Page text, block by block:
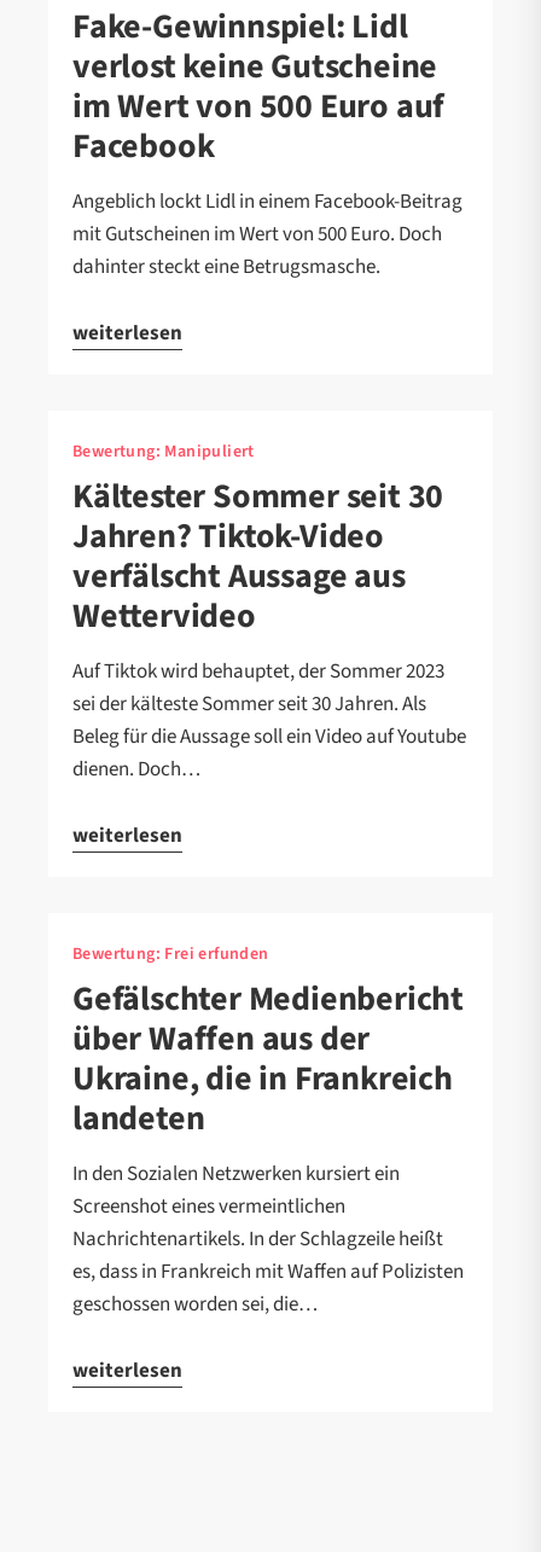
Fake-Gewinnspiel: Lidl
verlost keine Gutscheine
im Wert von 500 Euro auf
Facebook
Angeblich lockt Lidl in einem Facebook-Beitrag
mit Gutscheinen im Wert von 500 Euro. Doch
dahinter steckt eine Betrugsmasche.
weiterlesen
Bewertung: Manipuliert
Kältester Sommer seit 30
Jahren? Tiktok-Video
verfälscht Aussage aus
Wettervideo
Auf Tiktok wird behauptet, der Sommer 2023
sei der kälteste Sommer seit 30 Jahren. Als
Beleg für die Aussage soll ein Video auf Youtube
dienen. Doch…
weiterlesen
Bewertung: Frei erfunden
Gefälschter Medienbericht
über Waffen aus der
Ukraine, die in Frankreich
landeten
In den Sozialen Netzwerken kursiert ein
Screenshot eines vermeintlichen
Nachrichtenartikels. In der Schlagzeile heißt
es, dass in Frankreich mit Waffen auf Polizisten
geschossen worden sei, die…
weiterlesen